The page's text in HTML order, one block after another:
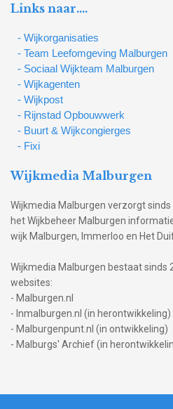
Links naar….
- Wijkorganisaties
- Team Leefomgeving Malburgen
- Sociaal Wijkteam Malburgen
- Wijkagenten
- Wijkpost
- Rijnstad Opbouwwerk
- Buurt & Wijkcongierges
- Fixi
Wijkmedia Malburgen
Wijkmedia Malburgen verzorgt
het Wijkbeheer Malburgen
wijk Malburgen, Immerloo en Het
Wijkmedia Malburgen bestaat sinds
websites:
- Malburgen.nl
- Inmalburgen.nl (in herontwikkeling)
- Malburgenpunt.nl (in ontwikkeling)
- Malburgs' Archief (in